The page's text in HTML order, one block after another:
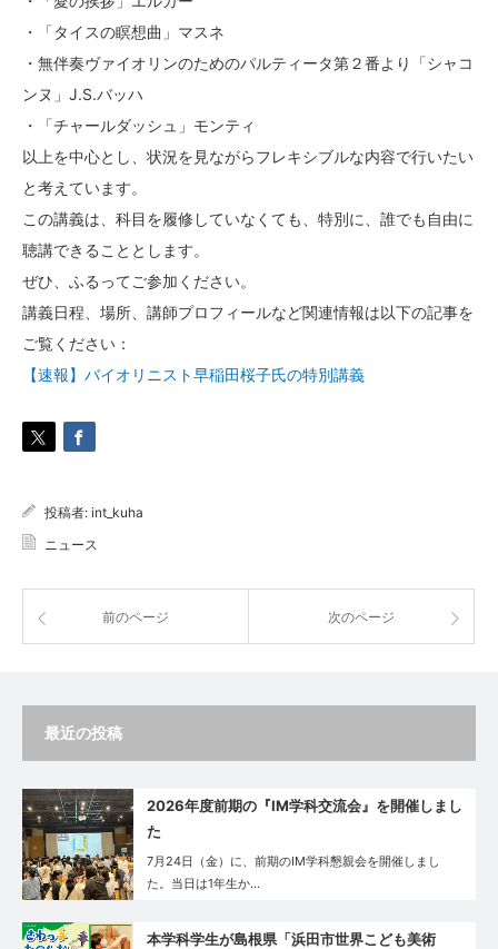
・「タイスの瞑想曲」マスネ
・無伴奏ヴァイオリンのためのパルティータ第２番より「シャコ
ンヌ」J.S.バッハ
・「チャールダッシュ」モンティ
以上を中心とし、状況を見ながらフレキシブルな内容で行いたい
と考えています。
この講義は、科目を履修していなくても、特別に、誰でも自由に
聴講できることとします。
ぜひ、ふるってご参加ください。
講義日程、場所、講師プロフィールなど関連情報は以下の記事を
ご覧ください：
【速報】バイオリニスト早稲田桜子氏の特別講義
投稿者: int_kuha
ニュース
前のページ 次のページ
最近の投稿
2026年度前期の『IM学科交流会』を開催しまし
た
7月24日（金）に、前期のIM学科懇親会を開催しまし
た。当日は1年生か…
本学科学生が島根県「浜田市世界こども美術